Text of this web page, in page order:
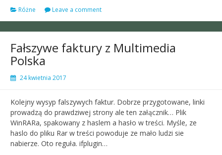
Różne Leave a comment
Fałszywe faktury z Multimedia
Polska
24 kwietnia 2017
Kolejny wysyp falszywych faktur. Dobrze przygotowane, linki
prowadzą do prawdziwej strony ale ten załącznik… Plik
WinRARa, spakowany z haslem a hasło w treści. Myśle, ze
haslo do pliku Rar w treści powoduje ze mało ludzi sie
nabierze. Oto reguła. ifplugin…